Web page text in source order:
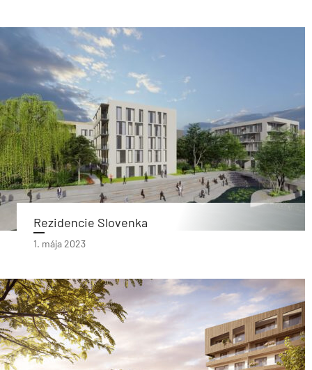
Rezidencie Slovenka
1. mája 2023